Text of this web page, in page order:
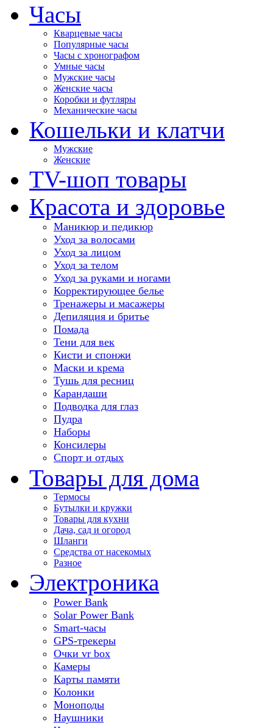
Часы
Кварцевые часы
Популярные часы
Часы с хронографом
Умные часы
Мужские часы
Женские часы
Коробки и футляры
Механические часы
Кошельки и клатчи
Мужские
Женские
TV-шоп товары
Красота и здоровье
Маникюр и педикюр
Уход за волосами
Уход за лицом
Уход за телом
Уход за руками и ногами
Корректирующее белье
Тренажеры и масажеры
Депиляция и бритье
Помада
Тени для век
Кисти и спонжи
Маски и крема
Тушь для ресниц
Карандаши
Подводка для глаз
Пудра
Наборы
Консилеры
Спорт и отдых
Товары для дома
Термосы
Бутылки и кружки
Товары для кухни
Дача, сад и огород
Шланги
Средства от насекомых
Разное
Электроника
Power Bank
Solar Power Bank
Smart-часы
GPS-трекеры
Очки vr box
Камеры
Карты памяти
Колонки
Моноподы
Наушники